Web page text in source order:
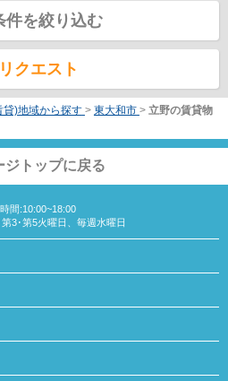
件を絞り込む
クエスト
貸)地域から探す > 東大和市 > 立野の賃貸物
ジトップに戻る
間:10:00~18:00
3･第5火曜日、毎週水曜日